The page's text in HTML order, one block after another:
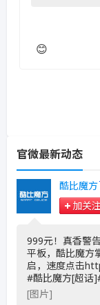
😊
官微最新动态
酷比魔方
加关
999元！真香警
平板，酷比魔方
启，速度点击
#酷比魔方[超话
[图片]